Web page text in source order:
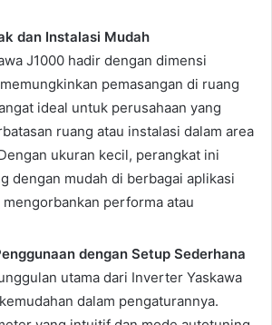
dan Instalasi Mudah
J1000 hadir dengan dimensi
pemasangan di ruang
ideal untuk perusahaan yang
ruang atau instalasi dalam area
ukuran kecil, perangkat ini
dengan mudah di berbagai aplikasi
performa atau
dengan Setup Sederhana
utama dari Inverter Yaskawa
dalam pengaturannya.